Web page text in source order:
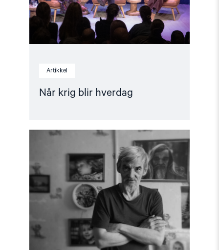
Artikkel
Når krig blir hverdag
"Løslat
Jurij
Dmitrijev!
Støttebrev"